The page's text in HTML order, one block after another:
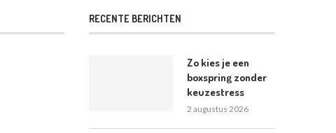
RECENTE BERICHTEN
Zo kies je een
boxspring zonder
keuzestress
2 augustus 2026